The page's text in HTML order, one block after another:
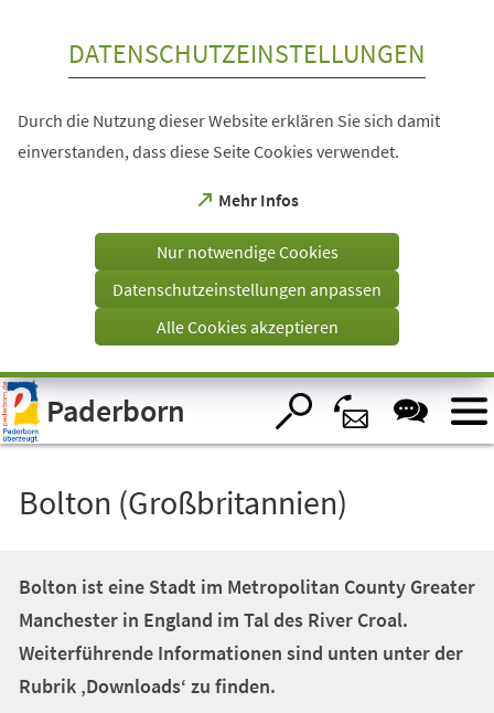
Visuelle
Assistenzsoftware
öffnen.
DATENSCHUTZEINSTELLUNGEN
Durch die Nutzung dieser Website erklären Sie sich damit
einverstanden, dass diese Seite Cookies verwendet.
Mehr Infos
(Öffnet
einem
Tab)
Nur notwendige Cookies
Datenschutzeinstellungen anpassen
Alle Cookies akzeptieren
Paderborn
Bolton (Großbritannien)
Bolton ist eine Stadt im Metropolitan County Greater
Manchester in England im Tal des River Croal.
Weiterführende Informationen sind unten unter der
Rubrik ‚Downloads‘ zu finden.